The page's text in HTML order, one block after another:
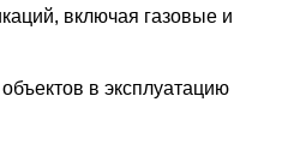
включая газовые и
в эксплуатацию